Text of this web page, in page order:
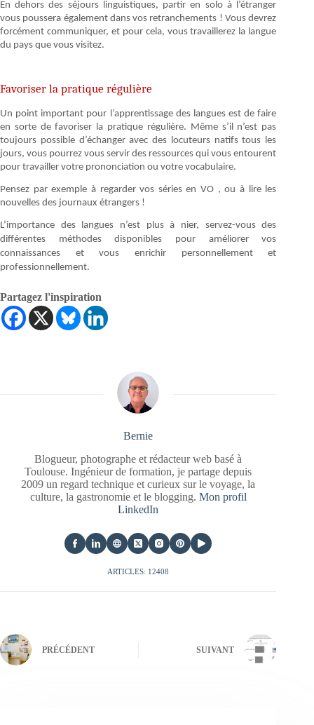
En dehors des séjours linguistiques, partir en solo à l’étranger
vous poussera également dans vos retranchements ! Vous devrez
forcément communiquer, et pour cela, vous travaillerez la langue
du pays que vous visitez.
Favoriser la pratique régulière
Un point important pour l’apprentissage des langues est de faire
en sorte de favoriser la pratique régulière. Même s’il n’est pas
toujours possible d’échanger avec des locuteurs natifs tous les
jours, vous pourrez vous servir des ressources qui vous entourent
pour travailler votre prononciation ou votre vocabulaire.
Pensez par exemple à regarder vos séries en VO , ou à lire les
nouvelles des journaux étrangers !
L’importance des langues n’est plus à nier, servez-vous des
différentes méthodes disponibles pour améliorer vos
connaissances et vous enrichir personnellement et
professionnellement.
Partagez l'inspiration
Bernie
Blogueur, photographe et rédacteur web basé à
Toulouse. Ingénieur de formation, je partage depuis
2009 un regard technique et curieux sur le voyage, la
culture, la gastronomie et le blogging. Mon profil
LinkedIn
ARTICLES: 12408
PRÉCÉDENT SUIVANT